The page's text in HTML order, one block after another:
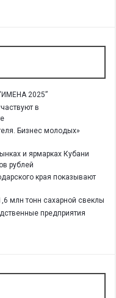
2025”
в
Бизнес молодых»
и ярмарках Кубани
рублей
края показывают
млн тонн сахарной свеклы
предприятия